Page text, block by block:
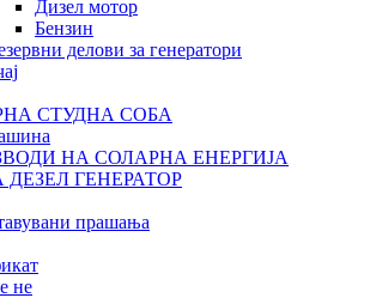
Дизел мотор
Бензин
делови за генератори
СТУДНА СОБА
НА СОЛАРНА ЕНЕРГИЈА
ДЕЗЕЛ ГЕНЕРАТОР
прашања
не